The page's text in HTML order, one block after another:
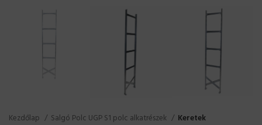
Kezdőlap Salgó Polc UGP S1 polc alkatrészek Keretek